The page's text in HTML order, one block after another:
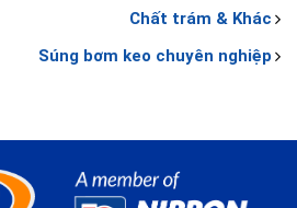
Chất trám & Khác
Súng bơm keo chuyên nghiệp